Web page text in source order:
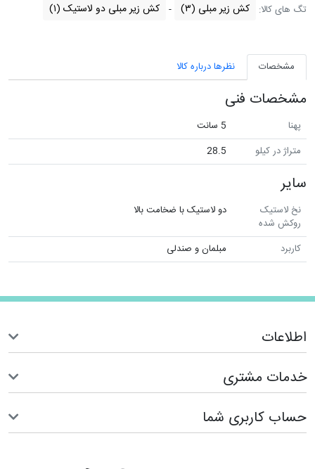
تگ های کالا: کش زیر مبلی (۳) کش زیر مبلی دو لاستیک (۱)
مشخصات نظرها درباره کالا
مشخصات فنی
پهنا
5 سانت
متراژ در کیلو
28.5
سایر
نخ لاستیک
روکش شده
دو لاستیک با ضخامت بالا
کاربرد مبلمان و صندلی
اطلاعات
خدمات مشتری
حساب کاربری شما